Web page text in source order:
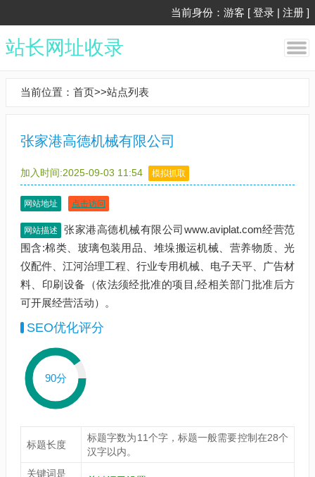
当前身份：游客 [ 登录 | 注册 ]
站长网址收录
当前位置： 首页>>站点列表
张家港高德机械有限公司
加入时间:2025-09-03 11:54 模拟抓取
网站地址 点击访问
网站描述
张家港高德机械有限公司www.aviplat.com经营范
围含:棉类、玻璃包装用品、堆垛搬运机械、营养物质、光
仪配件、江河治理工程、行业专用机械、电子天平、广告材
料、印刷设备（依法须经批准的项目,经相关部门批准后方
可开展经营活动）。
SEO优化评分
90分
标题长度
标题字数为11个字，标题一般需要控制在28个
汉字以内。
关键词是